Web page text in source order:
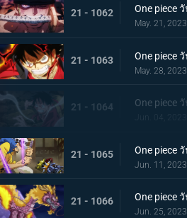
21 - 1062
May. 21, 2023
21 - 1063
May. 28, 2023
21 - 1064
Jun. 04, 2023
21 - 1065
Jun. 11, 2023
21 - 1066
Jun. 25, 2023